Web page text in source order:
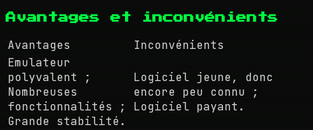
Avantages et inconvénients
Avantages
Inconvénients
Emulateur
polyvalent ;
Nombreuses
fonctionnalités ;
Grande stabilité.
Logiciel jeune, donc
encore peu connu ;
Logiciel payant.